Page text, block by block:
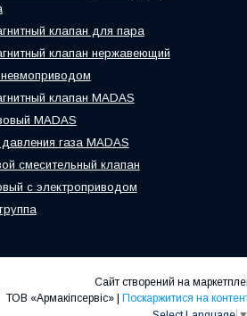
клапан для пара
клапан нержавеющий
клапан MADAS
MADAS
газа MADAS
смесительный клапан
с электроприводом
Сайт створений на
ТОВ «Армакіпсервіс» | Поскаржитися на